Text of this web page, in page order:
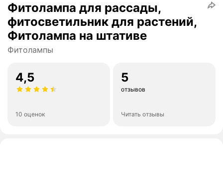
Фитолампа для рассады,
фитосветильник для растений,
Фитолампа на штативе
Фитолампы
4,5
10 оценок
5
отзывов
Читать отзывы